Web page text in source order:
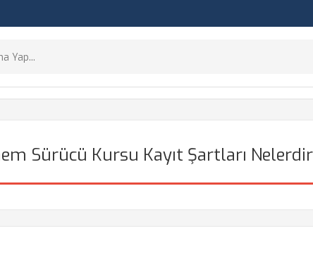
Sürücü Kursu Kayıt Şartları